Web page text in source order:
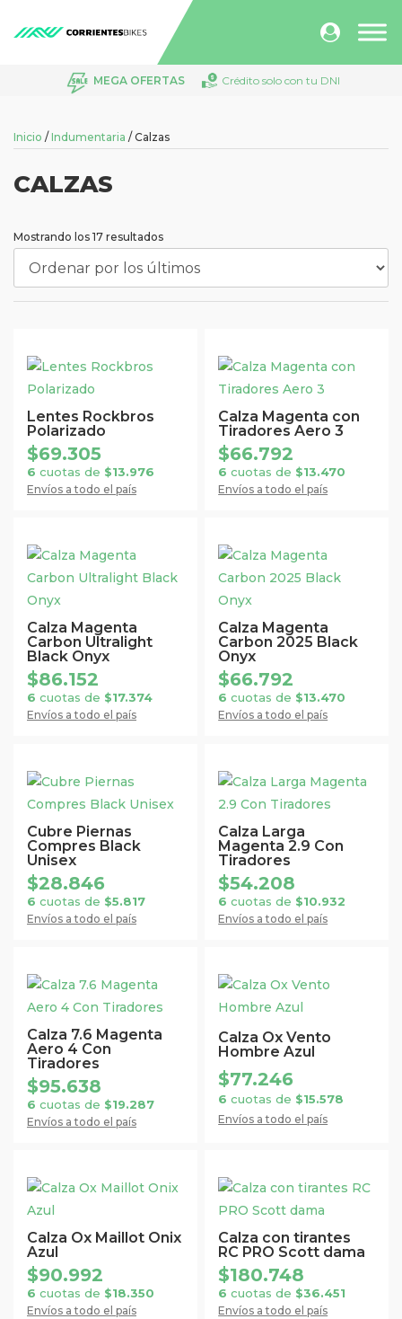
Búsqueda
MEGA OFERTAS Crédito solo con tu DNI
Inicio / Indumentaria / Calzas
CALZAS
Mostrando los 17 resultadosOrdenado
por
últimos
Lentes Rockbros
Polarizado
Envíos a todo el país
$69.305
6 cuotas de $13.976
Este
producto
tiene
múltiples
variantes.
Las
opciones
pueden
página
de
producto
Calza Magenta con
Tiradores Aero 3
Envíos a todo el país
$66.792
6 cuotas de $13.470
Este
producto
tiene
múltiples
variantes.
Las
opciones
pueden
página
de
producto
Calza Magenta
Carbon Ultralight
Black Onyx
Envíos a todo el país
$86.152
6 cuotas de $17.374
Este
producto
tiene
múltiples
variantes.
Las
opciones
se
en
la
página
de
producto
Calza Magenta
Carbon 2025 Black
Onyx
Envíos a todo el país
$66.792
6 cuotas de $13.470
Este
producto
tiene
múltiples
variantes.
Las
opciones
se
en
la
página
de
producto
Cubre Piernas
Compres Black
Unisex
Envíos a todo el país
$28.846
6 cuotas de $5.817
Este
producto
tiene
múltiples
variantes.
Las
opciones
elegir
en
la
página
de
producto
Calza Larga
Magenta 2.9 Con
Tiradores
Envíos a todo el país
$54.208
6 cuotas de $10.932
Este
producto
tiene
múltiples
variantes.
Las
opciones
elegir
en
la
página
de
producto
Calza 7.6 Magenta
Aero 4 Con
Tiradores
Envíos a todo el país
$95.638
6 cuotas de $19.287
Este
producto
tiene
múltiples
variantes.
Las
opciones
elegir
en
la
página
de
producto
Calza Ox Vento
Hombre Azul
Envíos a todo el país
$77.246
6 cuotas de $15.578
Este
producto
tiene
múltiples
variantes.
Las
opciones
elegir
en
la
página
de
producto
Calza Ox Maillot Onix
Azul
Envíos a todo el país
$90.992
6 cuotas de $18.350
Este
producto
tiene
múltiples
variantes.
Las
Calza con tirantes
RC PRO Scott dama
Envíos a todo el país
$180.748
6 cuotas de $36.451
Este
producto
tiene
múltiples
variantes.
Las